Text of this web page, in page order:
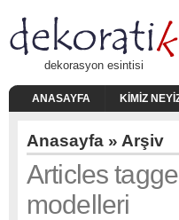
dekorasyon esintisi
ANASAYFA KIMIZ
Anasayfa » Arşiv
Articles
modelleri